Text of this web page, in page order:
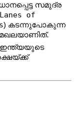
സമുദ്ര
of
) കടന്നുപോകുന്ന